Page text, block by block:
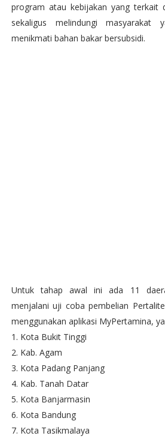
program atau kebijakan yang terkait
sekaligus melindungi
menikmati bahan bakar bersubsidi.
Untuk tahap awal ini ada 11
menjalani uji coba pembelian
menggunakan aplikasi MyPertamina,
1. Kota Bukit Tinggi
2. Kab. Agam
3. Kota Padang Panjang
4. Kab. Tanah Datar
5. Kota Banjarmasin
6. Kota Bandung
7. Kota Tasikmalaya